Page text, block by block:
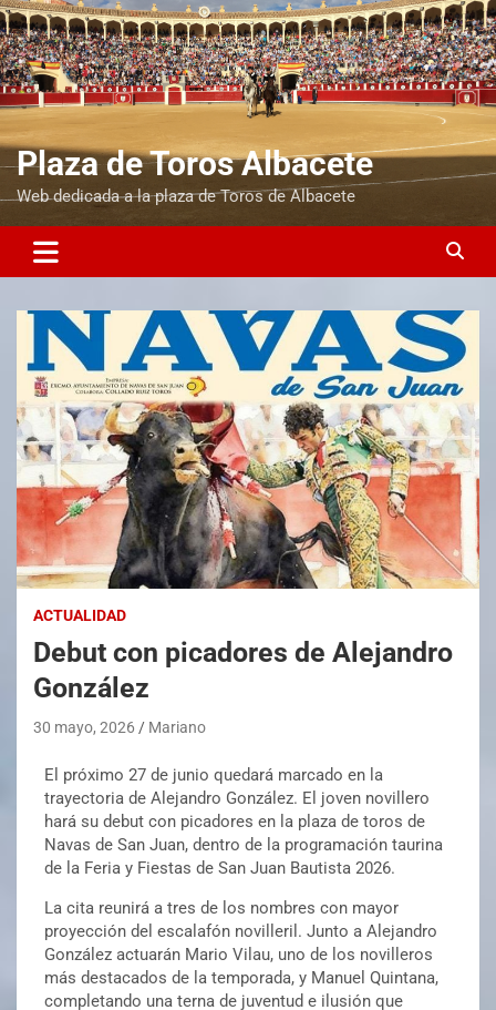
Plaza de Toros Albacete
Web dedicada a la plaza de Toros de Albacete
ACTUALIDAD
Debut con picadores de Alejandro
González
30 mayo, 2026 Mariano
El próximo 27 de junio quedará marcado en la
trayectoria de Alejandro González. El joven novillero
hará su debut con picadores en la plaza de toros de
Navas de San Juan, dentro de la programación taurina
de la Feria y Fiestas de San Juan Bautista 2026.
La cita reunirá a tres de los nombres con mayor
proyección del escalafón novilleril. Junto a Alejandro
González actuarán Mario Vilau, uno de los novilleros
más destacados de la temporada, y Manuel Quintana,
completando una terna de juventud e ilusión que